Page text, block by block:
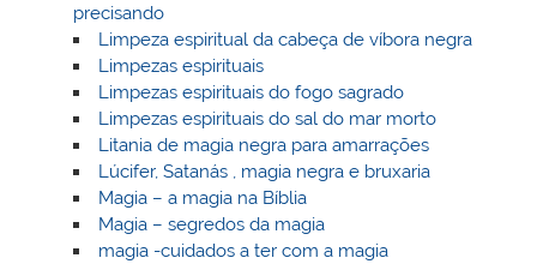
precisando
Limpeza espiritual da cabeça de víbora negra
Limpezas espirituais
Limpezas espirituais do fogo sagrado
Limpezas espirituais do sal do mar morto
Litania de magia negra para amarrações
Lúcifer, Satanás , magia negra e bruxaria
Magia – a magia na Bíblia
Magia – segredos da magia
magia -cuidados a ter com a magia